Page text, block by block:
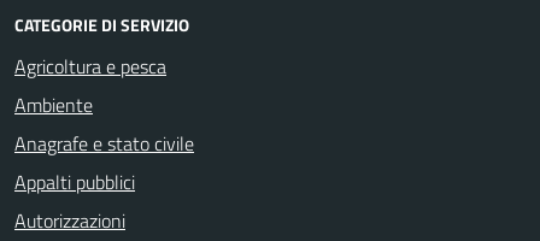
CATEGORIE DI SERVIZIO
Agricoltura e pesca
Ambiente
Anagrafe e stato civile
Appalti pubblici
Autorizzazioni